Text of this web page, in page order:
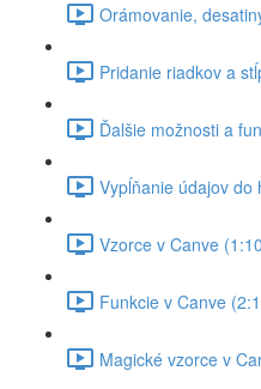
Orámovanie,
Pridanie riadkov a
Ďalšie možnosti a
Vypĺňanie údajov do
Vzorce v Canve
Funkcie v Canve
Magické vzorce v